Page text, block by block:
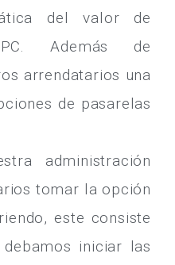
del valor de
Además de
arrendatarios una
de pasarelas
administración
tomar la opción
este consiste
iniciar las